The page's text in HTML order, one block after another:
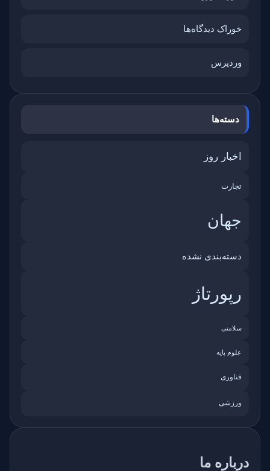
خوراک دیدگاه‌ها
وردپرس
دسته‌ها
اخبار روز
تجارت
جهان
دسته‌بندی نشده
رپورتاژ
سلامتی
علوم پایه
فناوری
ورزشی
درباره ما